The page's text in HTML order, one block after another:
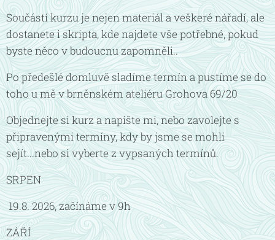
Součástí kurzu je nejen materiál a veškeré nářadí, ale
dostanete i skripta, kde najdete vše potřebné, pokud
byste něco v budoucnu zapomněli..
Po předešlé domluvě sladíme termín a pustíme se do
toho u mě v brněnském ateliéru Grohova 69/20
Objednejte si kurz a napište mi, nebo zavolejte s
připravenými termíny, kdy by jsme se mohli
sejít...nebo si vyberte z vypsaných termínů.
SRPEN
19.8. 2026, začínáme v 9h
ZÁŘÍ